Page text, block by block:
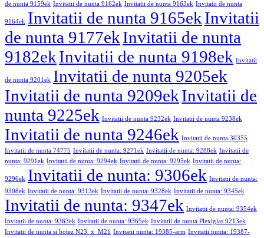
de nunta 9159ek Invitatii de nunta 9162ek Invitatii de nunta 9163ek Invitatii de nunta
9164ek Invitatii de nunta 9165ekInvitatii
de nunta 9177ekInvitatii de nunta
9182ekInvitatii de nunta 9198ek Invitatii
de nunta 9201ek Invitatii de nunta 9205ek
Invitatii de nunta 9209ekInvitatii de
nunta 9225ek Invitatii de nunta 9232ek Invitatii de nunta 9238ek
Invitatii de nunta 9246ek Invitatii de nunta 30355
Invitatii de nunta 74775 Invitatii de nunta: 9271ek Invitatii de nunta: 9288ek Invitatii de
nunta: 9291ek Invitatii de nunta: 9294ek Invitatii de nunta: 9295ek Invitatii de nunta:
9296ek Invitatii de nunta: 9306ek Invitatii de nunta:
9308ek Invitatii de nunta: 9313ek Invitatii de nunta: 9328ek Invitatii de nunta: 9345ek
Invitatii de nunta: 9347ek Invitatii de nunta: 9354ek
Invitatii de nunta: 9363ek Invitatii de nunta: 9365ek Invitatii de nunta Plexiglas 9213ek
Invitatii de nunta si botez N23_x_M21
Invitatii nunta: 19385-arm Invitatii nunta: 19387-